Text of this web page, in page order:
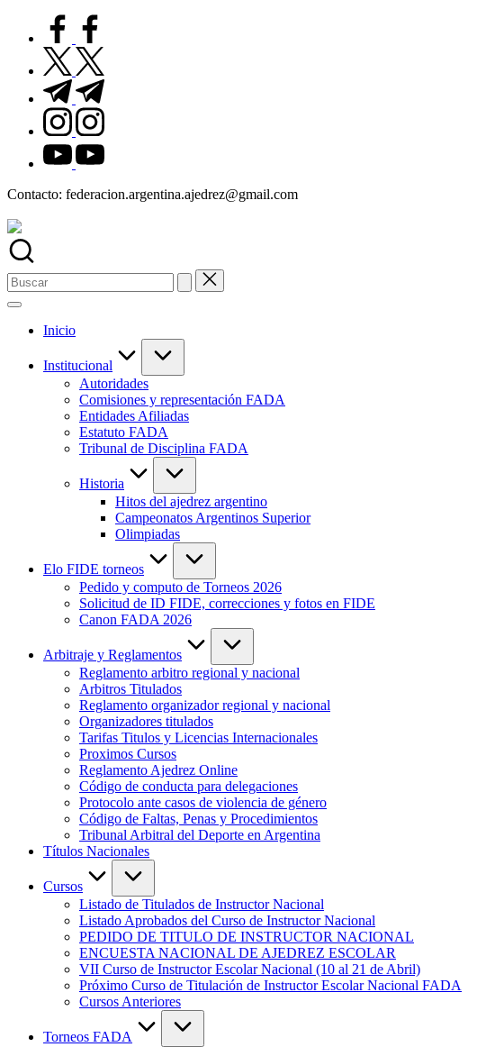
contenido
facebook.com
twitter.com
t.me
instagram.com
youtube.com
Contacto: federacion.argentina.ajedrez@gmail.com
Buscar:
Inicio
Institucional
Autoridades
Comisiones y representación FADA
Entidades Afiliadas
Estatuto FADA
Tribunal de Disciplina FADA
Historia
Hitos del ajedrez argentino
Campeonatos Argentinos Superior
Olimpiadas
Elo FIDE torneos
Pedido y computo de Torneos 2026
Solicitud de ID FIDE, correcciones y fotos en FIDE
Canon FADA 2026
Arbitraje y Reglamentos
Reglamento arbitro regional y nacional
Arbitros Titulados
Reglamento organizador regional y nacional
Organizadores titulados
Tarifas Titulos y Licencias Internacionales
Proximos Cursos
Reglamento Ajedrez Online
Código de conducta para delegaciones
Protocolo ante casos de violencia de género
Código de Faltas, Penas y Procedimientos
Tribunal Arbitral del Deporte en Argentina
Títulos Nacionales
Cursos
Listado de Titulados de Instructor Nacional
Listado Aprobados del Curso de Instructor Nacional
PEDIDO DE TITULO DE INSTRUCTOR NACIONAL
ENCUESTA NACIONAL DE AJEDREZ ESCOLAR
VII Curso de Instructor Escolar Nacional (10 al 21 de Abril)
Próximo Curso de Titulación de Instructor Escolar Nacional FADA
Cursos Anteriores
Torneos FADA